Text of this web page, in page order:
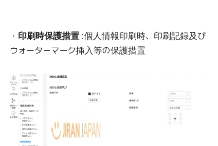
・ 印刷時保護措置 :個人情報印刷時、印刷記録及び
ウォーターマーク挿入等の保護措置